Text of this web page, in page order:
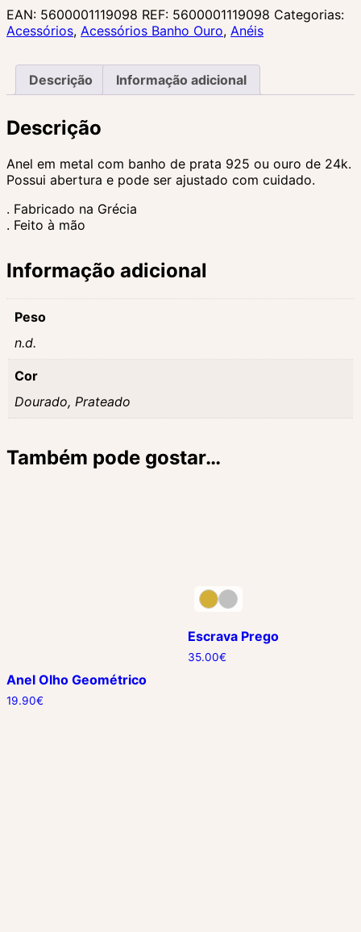
EAN: 5600001119098 REF: 5600001119098 Categorias:
Acessórios, Acessórios Banho Ouro, Anéis
Descrição Informação adicional
Descrição
Anel em metal com banho de prata 925 ou ouro de 24k.
Possui abertura e pode ser ajustado com cuidado.
. Fabricado na Grécia
. Feito à mão
Informação adicional
Peso
n.d.
Cor
Dourado, Prateado
Também pode gostar…
Anel Olho Geométrico
19.90€
Escrava Prego
35.00€